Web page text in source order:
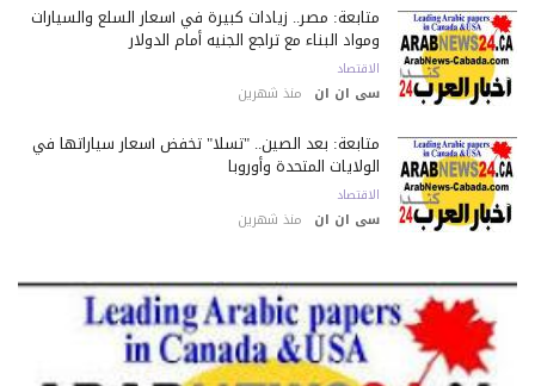
متابعة: مصر.. زيادات كبيرة في أسعار السلع والسيارات
ومواد البناء مع تراجع الجنيه أمام الدولار
الاقتصاد
سى ان ان منذ شهرين
متابعة: بعد الصين.. "تسلا" تخفض أسعار سياراتها في
الولايات المتحدة وأوروبا
الاقتصاد
سى ان ان منذ شهرين